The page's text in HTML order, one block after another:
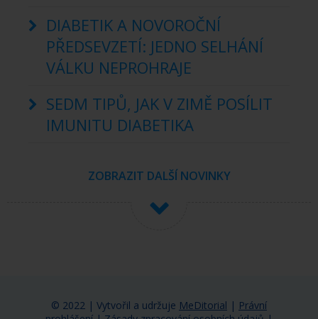
DIABETIK A NOVOROČNÍ
PŘEDSEVZETÍ: JEDNO SELHÁNÍ
VÁLKU NEPROHRAJE
SEDM TIPŮ, JAK V ZIMĚ POSÍLIT
IMUNITU DIABETIKA
ZOBRAZIT DALŠÍ NOVINKY
© 2022 | Vytvořil a udržuje MeDitorial | Právní